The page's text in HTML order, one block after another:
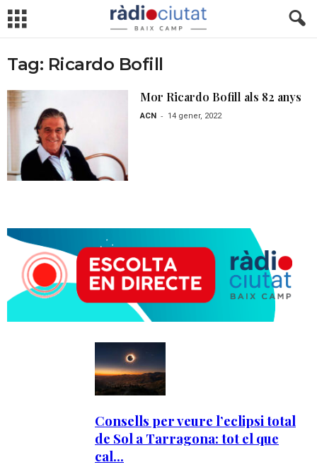
Tag: Ricardo Bofill
Mor Ricardo Bofill als 82 anys
ACN - 14 gener, 2022